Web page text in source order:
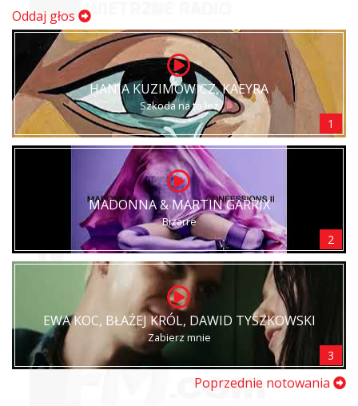
Oddaj głos
HANIA KUZIMOWICZ, KAEYRA
Szkoda na to łez
1
MADONNA & MARTIN GARRIX
Bizarre
2
EWA KOC, BŁAŻEJ KRÓL, DAWID TYSZKOWSKI
Zabierz mnie
3
Poprzednie notowania